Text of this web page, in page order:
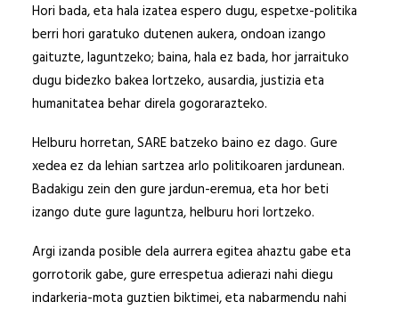
Hori bada, eta hala izatea espero dugu, espetxe-politika
berri hori garatuko dutenen aukera, ondoan izango
gaituzte, laguntzeko; baina, hala ez bada, hor jarraituko
dugu bidezko bakea lortzeko, ausardia, justizia eta
humanitatea behar direla gogorarazteko.
Helburu horretan, SARE batzeko baino ez dago. Gure
xedea ez da lehian sartzea arlo politikoaren jardunean.
Badakigu zein den gure jardun-eremua, eta hor beti
izango dute gure laguntza, helburu hori lortzeko.
Argi izanda posible dela aurrera egitea ahaztu gabe eta
gorrotorik gabe, gure errespetua adierazi nahi diegu
indarkeria-mota guztien biktimei, eta nabarmendu nahi